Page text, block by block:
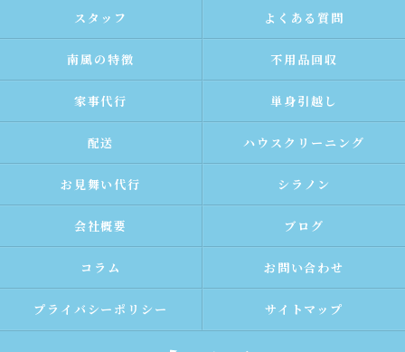
スタッフ よくある質問
南風の特徴 不用品回収
家事代行 単身引越し
配送 ハウスクリーニング
お見舞い代行 シラノン
会社概要 ブログ
コラム お問い合わせ
プライバシーポリシー サイトマップ